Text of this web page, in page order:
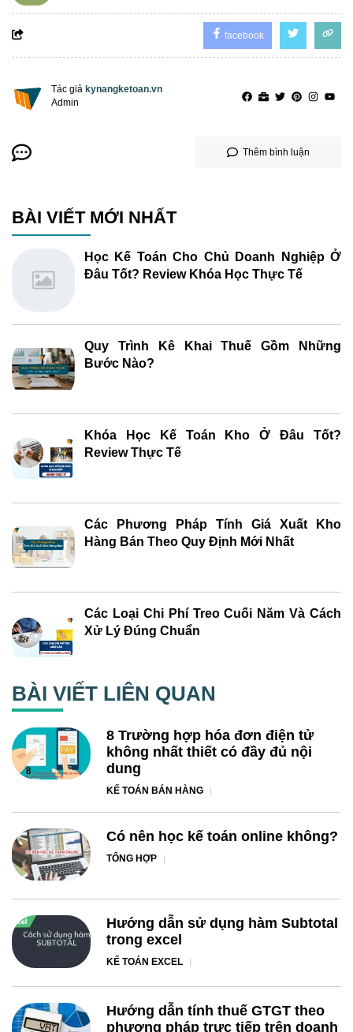
facebook
Tác giả kynangketoan.vn
Admin
Thêm bình luận
BÀI VIẾT MỚI NHẤT
Học Kế Toán Cho Chủ Doanh Nghiệp Ở
Đâu Tốt? Review Khóa Học Thực Tế
Quy Trình Kê Khai Thuế Gồm Những
Bước Nào?
Khóa Học Kế Toán Kho Ở Đâu Tốt?
Review Thực Tế
Các Phương Pháp Tính Giá Xuất Kho
Hàng Bán Theo Quy Định Mới Nhất
Các Loại Chi Phí Treo Cuối Năm Và Cách
Xử Lý Đúng Chuẩn
BÀI VIẾT LIÊN QUAN
8 Trường hợp hóa đơn điện tử
không nhất thiết có đầy đủ nội
dung
KẾ TOÁN BÁN HÀNG
Có nên học kế toán online không?
TỔNG HỢP
Hướng dẫn sử dụng hàm Subtotal
trong excel
KẾ TOÁN EXCEL
Hướng dẫn tính thuế GTGT theo
phương pháp trực tiếp trên doanh